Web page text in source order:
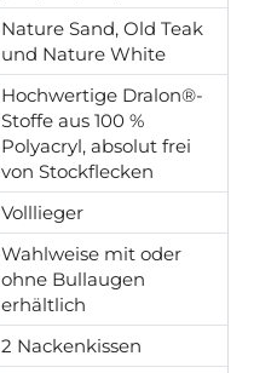
Nature Sand, Old Teak
und Nature White
Hochwertige Dralon®-
Stoffe aus 100 %
Polyacryl, absolut frei
von Stockflecken
Volllieger
Wahlweise mit oder
ohne Bullaugen
erhältlich
2 Nackenkissen